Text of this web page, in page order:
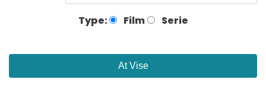
Type: Film Serie
At Vise